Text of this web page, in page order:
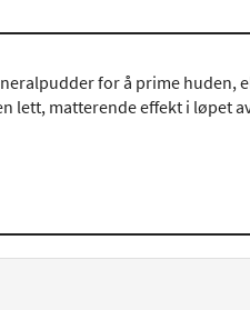
for å prime huden,
lett, matterende effekt i løpet